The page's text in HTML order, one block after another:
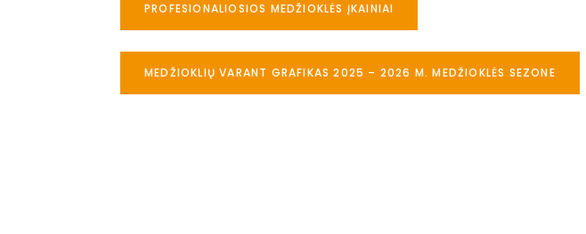
PROFESIONALIOSIOS MEDŽIOKLĖS ĮKAINIAI
MEDŽIOKLIŲ VARANT GRAFIKAS 2025 – 2026 M. MEDŽIOKLĖS SEZONE